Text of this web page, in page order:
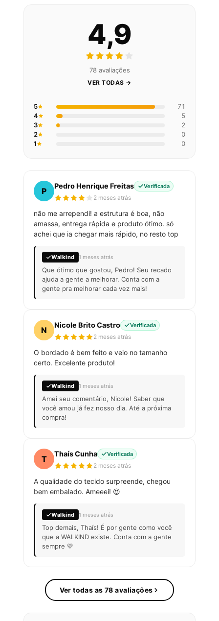
4,9
78 avaliações
VER TODAS →
5
71
4
5
3
2
2
0
1
0
P
Pedro Henrique Freitas Verificada
2 meses atrás
não me arrependi! a estrutura é boa, não
amassa, entrega rápida e produto ótimo. só
achei que ia chegar mais rápido, no resto top
Walkind 1 meses atrás
Que ótimo que gostou, Pedro! Seu recado
ajuda a gente a melhorar. Conta com a
gente pra melhorar cada vez mais!
N
Nicole Brito Castro Verificada
2 meses atrás
O bordado é bem feito e veio no tamanho
certo. Excelente produto!
Walkind 1 meses atrás
Amei seu comentário, Nicole! Saber que
você amou já fez nosso dia. Até a próxima
compra!
T
Thaís Cunha Verificada
2 meses atrás
A qualidade do tecido surpreende, chegou
bem embalado. Ameeei! 😍
Walkind 1 meses atrás
Top demais, Thaís! É por gente como você
que a WALKIND existe. Conta com a gente
sempre 💛
Ver todas as 78 avaliações